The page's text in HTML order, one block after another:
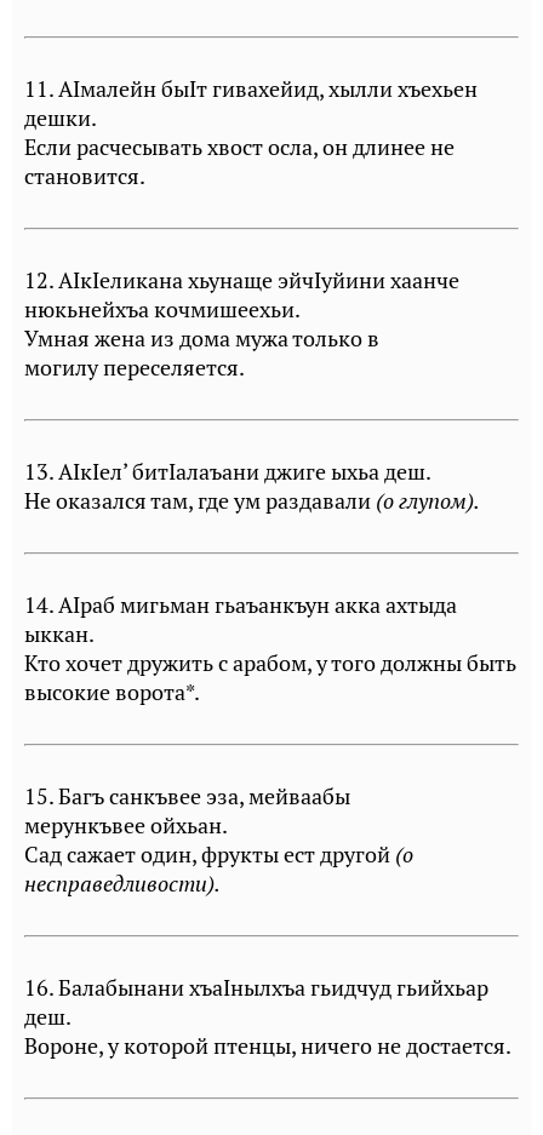
11. АIмалейн быIт гивахейид, хылли хъехьен
дешки.
Если расчесывать хвост осла, он длинее не
становится.
12. АIкIеликана хьунаще эйчIуйини хаанче
нюкьнейхъа кочмишеехьи.
Умная жена из дома мужа только в
могилу переселяется.
13. АIкIел’ битIалаъани джиге ыхьа деш.
Не оказался там, где ум раздавали (о глупом).
14. АIраб мигьман гьаъанкъун акка ахтыда
ыккан.
Кто хочет дружить с арабом, у того должны быть
высокие ворота*.
15. Багъ санкъвее эза, мейваабы
мерункъвее ойхьан.
Сад сажает один, фрукты ест другой (о
несправедливости).
16. Балабынани хъаIнылхъа гьидчуд гьийхьар
деш.
Вороне, у которой птенцы, ничего не достается.